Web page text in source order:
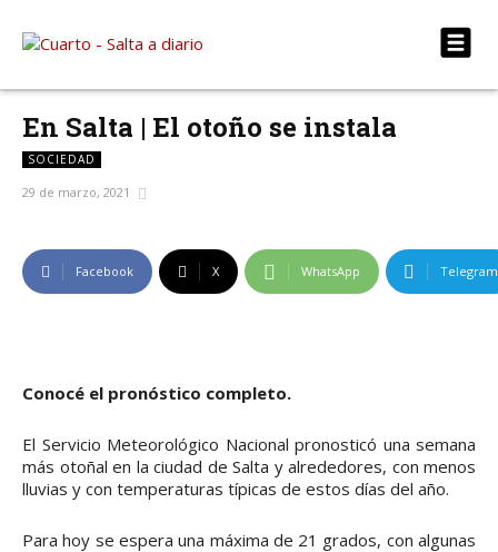
En Salta | El otoño se instala
SOCIEDAD
29 de marzo, 2021
Facebook X WhatsApp Telegram
Conocé el pronóstico completo.
El Servicio Meteorológico Nacional pronosticó una semana
más otoñal en la ciudad de Salta y alrededores, con menos
lluvias y con temperaturas típicas de estos días del año.
Para hoy se espera una máxima de 21 grados, con algunas